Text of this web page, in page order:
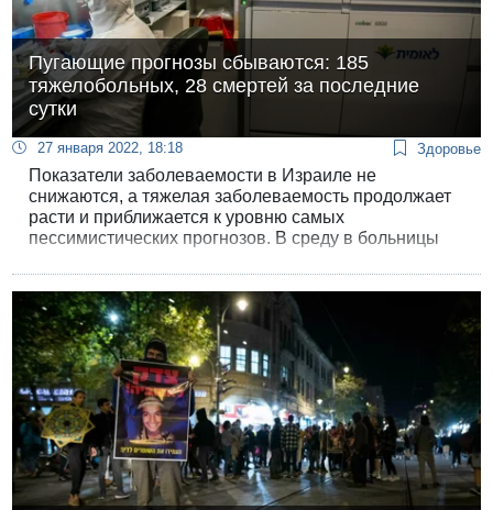
Пугающие прогнозы сбываются: 185
тяжелобольных, 28 смертей за последние
сутки
27 января 2022, 18:18 Здоровье
Показатели заболеваемости в Израиле не
снижаются, а тяжелая заболеваемость продолжает
расти и приближается к уровню самых
пессимистических прогнозов. В среду в больницы
коронавируса в Израиле вырос за сутки на 28.